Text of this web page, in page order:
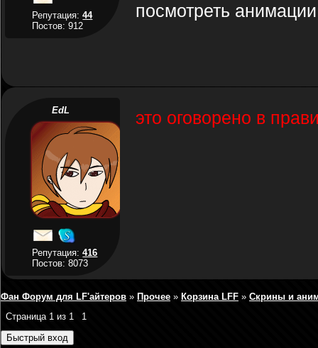
Репутация:44
Постов: 912
посмотреть
EdL
Репутация:416
Постов: 8073
это оговорено в
Фан Форум для LF'айтеров » Прочее » Корзина LFF » Скрины и
Страница 1 из 1 1